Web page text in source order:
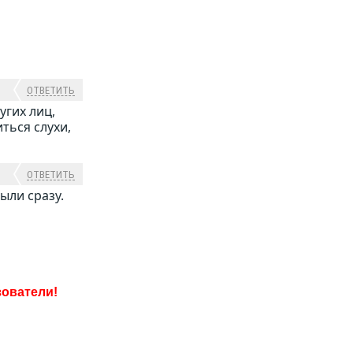
ОТВЕТИТЬ
лиц,
слухи,
ОТВЕТИТЬ
сразу.